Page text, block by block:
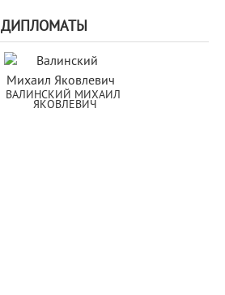
ДИПЛОМАТЫ
ВАЛИНСКИЙ МИХАИЛ
ЯКОВЛЕВИЧ